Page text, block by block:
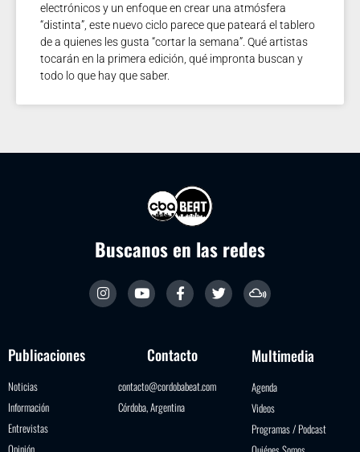
electrónicos y un enfoque en crear una atmósfera
“distinta”, este nuevo ciclo parece que pateará el tablero
de a quienes les gusta “cortar la semana”. Qué artistas
tocarán en la primera edición, qué impronta buscan y
todo lo que hay que saber.
Buscanos en las redes
Publicaciones
Noticias
Información
Entrevistas
Opinión
Contacto
contacto@cordobabeat.com
Córdoba, Argentina
Multimedia
Agenda
Videos
Programas / Podcast